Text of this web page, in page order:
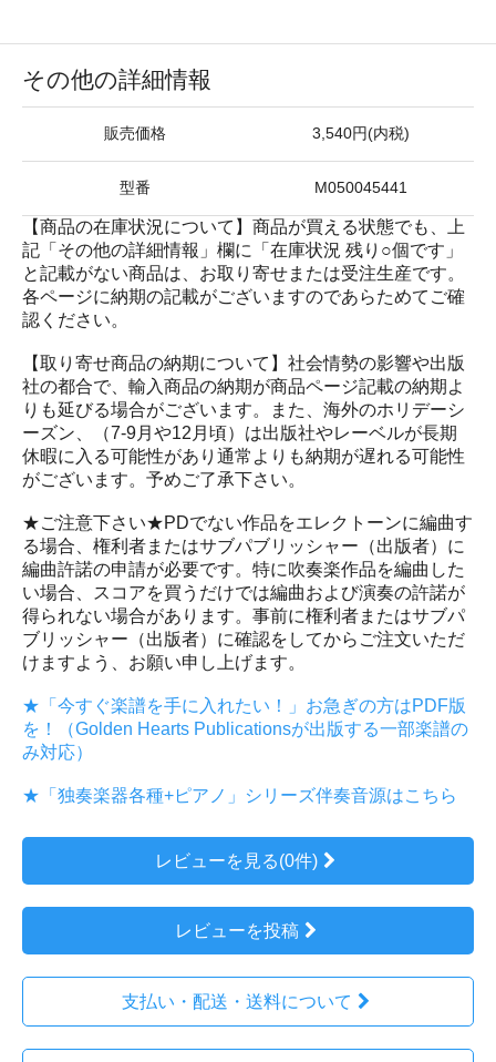
その他の詳細情報
販売価格 3,540円(内税)
型番 M050045441
【商品の在庫状況について】商品が買える状態でも、上
記「その他の詳細情報」欄に「在庫状況 残り○個です」
と記載がない商品は、お取り寄せまたは受注生産です。
各ページに納期の記載がございますのであらためてご確
認ください。
【取り寄せ商品の納期について】社会情勢の影響や出版
社の都合で、輸入商品の納期が商品ページ記載の納期よ
りも延びる場合がございます。また、海外のホリデーシ
ーズン、（7-9月や12月頃）は出版社やレーベルが長期
休暇に入る可能性があり通常よりも納期が遅れる可能性
がございます。予めご了承下さい。
★ご注意下さい★PDでない作品をエレクトーンに編曲す
る場合、権利者またはサブパブリッシャー（出版者）に
編曲許諾の申請が必要です。特に吹奏楽作品を編曲した
い場合、スコアを買うだけでは編曲および演奏の許諾が
得られない場合があります。事前に権利者またはサブパ
ブリッシャー（出版者）に確認をしてからご注文いただ
けますよう、お願い申し上げます。
★「今すぐ楽譜を手に入れたい！」お急ぎの方はPDF版
を！（Golden Hearts Publicationsが出版する一部楽譜の
み対応）
★「独奏楽器各種+ピアノ」シリーズ伴奏音源はこちら
レビューを見る(0件)
レビューを投稿
支払い・配送・送料について